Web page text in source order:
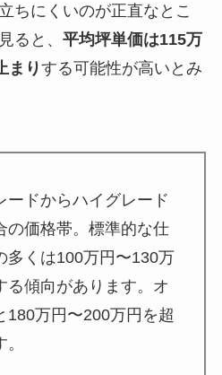
ちにくいのが正直なとこ
ると、 平均坪単価は115万
まりする可能性が高いとみ
ードからハイグレード
の価格帯。標準的な仕
多くは100万円〜130万
る傾向があります。オ
180万円〜200万円を超